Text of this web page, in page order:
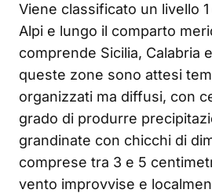
Viene classificato un livello
Alpi e lungo il comparto
comprende Sicilia, Calabria
queste zone sono attesi
organizzati ma diffusi, con
grado di produrre
grandinate con chicchi di
comprese tra 3 e 5
vento improvvise e